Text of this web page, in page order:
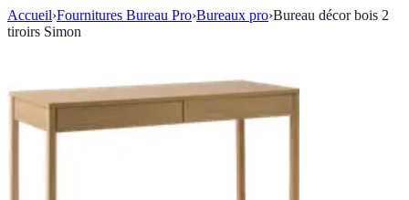
Accueil›Fournitures Bureau Pro›Bureaux pro›Bureau décor bois 2
tiroirs Simon